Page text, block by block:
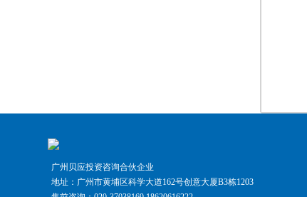
广州贝应投资咨询合伙企业
地址：广州市黄埔区科学大道162号创意大厦B3栋1203